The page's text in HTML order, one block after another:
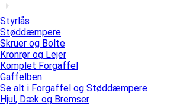
Styrlås
Støddæmpere
Skruer og Bolte
Kronrør og Lejer
Komplet Forgaffel
Gaffelben
Se alt i Forgaffel og Støddæmpere
Hjul, Dæk og Bremser